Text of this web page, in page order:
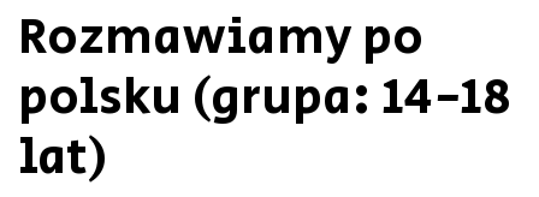
Rozmawiamy po
polsku (grupa: 14-18
lat)